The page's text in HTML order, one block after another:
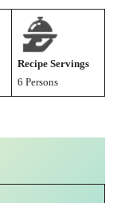
Recipe Servings
6 Persons